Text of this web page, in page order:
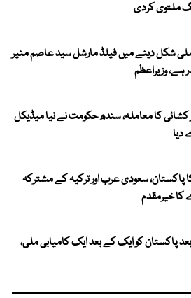
ملتوی کردی
شکل دینے میں فیلڈ مارشل سید عاصم منیر
ہے، وزیراعظم
کشائی کا معاملہ، سندھ حکومت نے نیا میڈیکل
دیا
سعودی عرب اور ترکیہ کے مشترکہ
کا خیرمقدم
پاکستان کو ایک کے بعد ایک کامیابی ملی،